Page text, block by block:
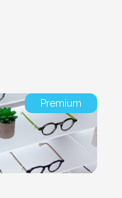
Premium